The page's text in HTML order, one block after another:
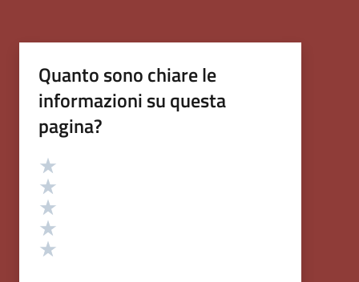
Quanto sono chiare le
informazioni su questa
pagina?
Valutazione